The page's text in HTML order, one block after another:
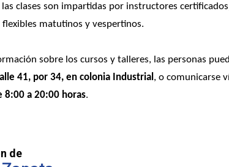
las clases son impartidas por instructores
matutinos y vespertinos.
sobre los cursos y talleres, las personas
41, por 34, en colonia Industrial , o comunicarse
8:00 a 20:00 horas.
de